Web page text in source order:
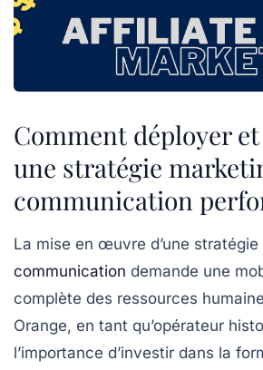
Comment déployer
une stratégie
communication
La mise en œuvre d’une stratégie
communication demande une
complète des ressources
Orange, en tant qu’opérateur
l’importance d’investir dans la